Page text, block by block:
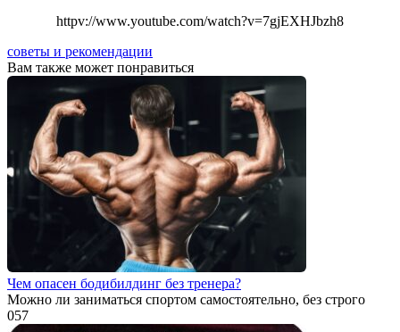
httpv://www.youtube.com/watch?v=7gjEXHJbzh8
советы и рекомендации
Вам также может понравиться
Чем опасен бодибилдинг без тренера?
Можно ли заниматься спортом самостоятельно, без строго
057